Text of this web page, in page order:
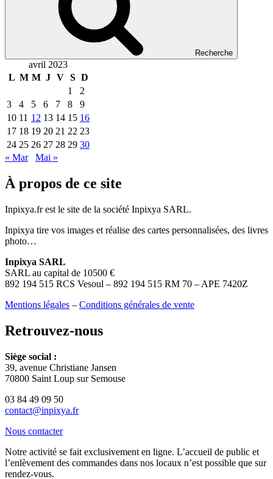
Recherche
avril 2023
L M M J V S D
1
2
3
4 5 6 7 8
9
10 11 12 13 14 15 16
17 18 19 20 21 22 23
24 25 26 27 28 29 30
« Mar
Mai »
À propos de ce site
Inpixya.fr est le site de la société Inpixya SARL.
Inpixya tire vos images et réalise des cartes personnalisées, des livres
photo…
Inpixya SARL
SARL au capital de 10500 €
892 194 515 RCS Vesoul – 892 194 515 RM 70 – APE 7420Z
Mentions légales – Conditions générales de vente
Retrouvez-nous
Siège social :
39, avenue Christiane Jansen
70800 Saint Loup sur Semouse
03 84 49 09 50
contact@inpixya.fr
Nous contacter
Notre activité se fait exclusivement en ligne. L’accueil de public et
l’enlèvement des commandes dans nos locaux n’est possible que sur
rendez-vous.